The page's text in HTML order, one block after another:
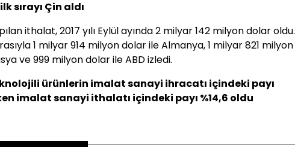
sırayı Çin aldı
ithalat, 2017 yılı Eylül ayında 2 milyar 142 milyon dolar oldu.
1 milyar 914 milyon dolar ile Almanya, 1 milyar 821 milyon
ve 999 milyon dolar ile ABD izledi.
ürünlerin imalat sanayi ihracatı içindeki payı
imalat sanayi ithalatı içindeki payı %14,6 oldu